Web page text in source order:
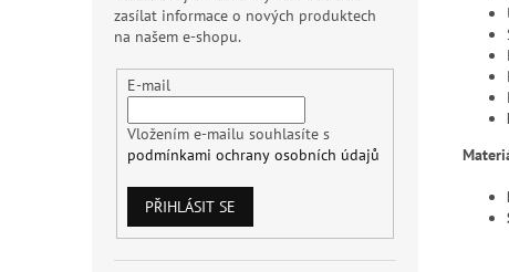
zasílat informace o nových produktech
na našem e-shopu.
E-mail
Vložením e-mailu souhlasíte s
podmínkami ochrany osobních údajů
PŘIHLÁSIT SE